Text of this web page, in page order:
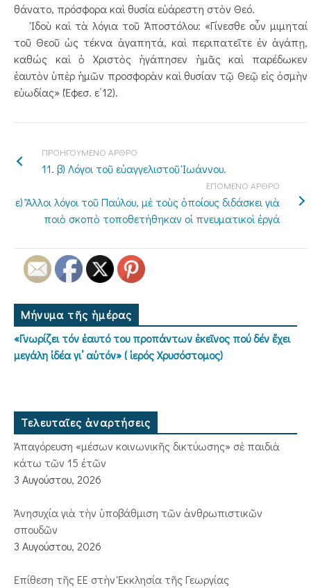
θάνατο, πρόσφορα καὶ θυσία εὐάρεστη στὸν Θεό.
Ἰδοὺ καὶ τὰ λόγια τοῦ Ἀποστόλου: «Γίνεσθε οὖν μιμηταί
τοῦ Θεοῦ ὡς τέκνα ἀγαπητά, καὶ περιπατεῖτε ἐν ἀγάπῃ,
καθώς καὶ ὁ Χριστὸς ἠγάπησεν ἡμᾶς καὶ παρέδωκεν
ἑαυτὸν ὑπὲρ ἡμῶν προσφορὰν καὶ θυσίαν τῷ Θεῷ εἰς ὀσμὴν
εὐωδίας» (Ἐφεσ. ε΄12).
ΠΡΟΗΓΟΥΜΕΝΟ ΑΡΘΡΟ
11. β) Λόγοι τοῦ εὐαγγελιστοῦ Ἰωάννου.
ΕΠΟΜΕΝΟ ΑΡΘΡΟ
ε) Ἄλλοι λόγοι τοῦ Παύλου, μὲ τοὺς ὁποίους διδάσκει γιὰ
ποιὸ σκοπὸ τοποθετήθηκαν οἱ πνευματικοὶ ἐργά
Μήνυμα τῆς ἡμέρας
«Γνωρίζει τόν ἑαυτό του προπάντων ἐκεῖνος πού δέν ἔχει
μεγάλη ἰδέα γι’ αὐτόν» ( ἱερός Χρυσόστομος)
Τελευταῖες ἀναρτήσεις
Ἀπαγόρευση «μέσων κοινωνικῆς δικτύωσης» σὲ παιδιὰ
κάτω τῶν 15 ἐτῶν
3 Αυγούστου, 2026
Ἀνησυχία γιὰ τὴν ὑποβάθμιση τῶν ἀνθρωπιστικῶν
σπουδῶν
3 Αυγούστου, 2026
Ἐπίθεση τῆς ΕΕ στὴν Ἐκκλησία τῆς Γεωργίας